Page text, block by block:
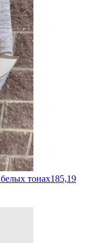
тонах185,19